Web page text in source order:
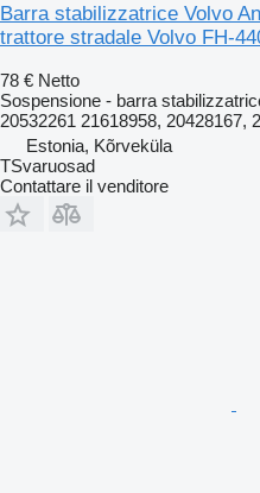
Barra stabilizzatrice Volvo
trattore stradale Volvo FH-
78 € Netto
Sospensione - barra
20532261 21618958, 20428167,
Estonia, Kõrveküla
TSvaruosad
Contattare il venditore